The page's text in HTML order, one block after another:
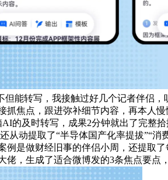
能转写，我接触过好几个记者伴侣
焦点，跟进弥补细节内容，再本人
的及时转写，成果2分钟就出了完整
从动提取了“半导体国产化率提拔”“
是做财经旧事的伴侣小周，还提取
，生成了适合微博发的3条焦点要点